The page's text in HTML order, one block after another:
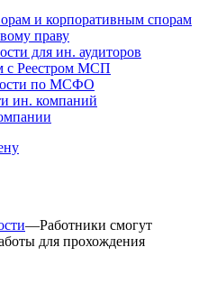
и корпоративным спорам
праву
для ин. аудиторов
с Реестром МСП
по МСФО
ин. компаний
—Работники смогут
для прохождения